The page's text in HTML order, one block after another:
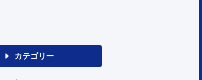
カテゴリー